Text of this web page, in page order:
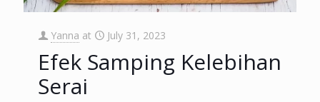
Yanna at July 31, 2023
Efek Samping Kelebihan
Serai